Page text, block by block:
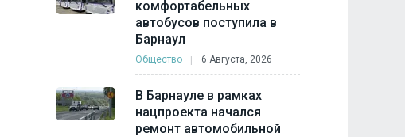
комфортабельных
автобусов поступила в
Барнаул
Общество 6 Августа, 2026
В Барнауле в рамках
нацпроекта начался
ремонт автомобильной